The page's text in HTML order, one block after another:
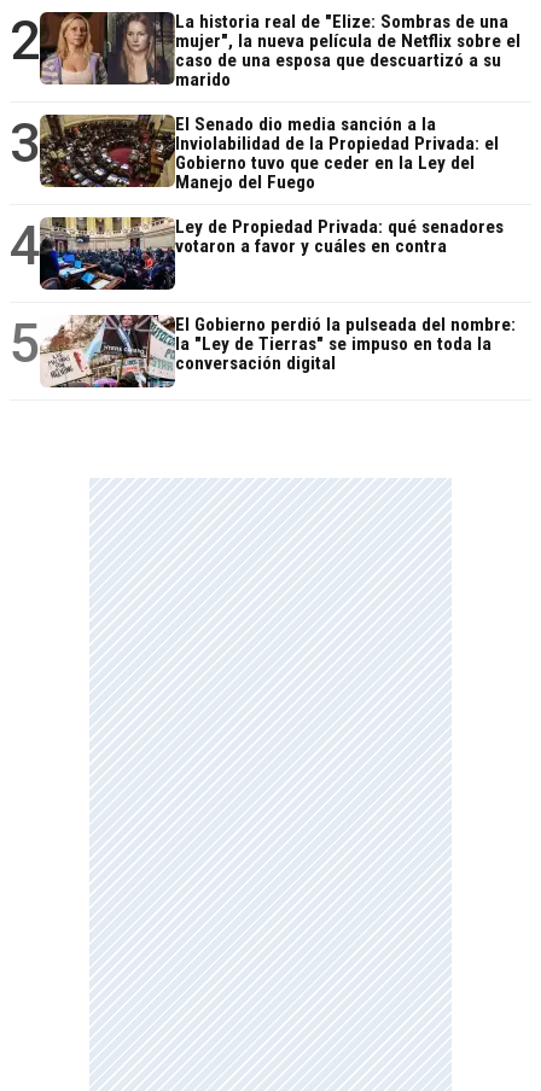
2
La historia real de "Elize: Sombras de una
mujer", la nueva película de Netflix sobre el
caso de una esposa que descuartizó a su
marido
3
El Senado dio media sanción a la
Inviolabilidad de la Propiedad Privada: el
Gobierno tuvo que ceder en la Ley del
Manejo del Fuego
4
Ley de Propiedad Privada: qué senadores
votaron a favor y cuáles en contra
5
El Gobierno perdió la pulseada del nombre:
la "Ley de Tierras" se impuso en toda la
conversación digital